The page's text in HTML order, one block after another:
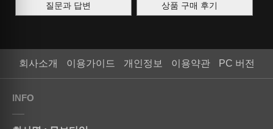
질문과 답변 상품 구매 후기
회사소개 이용가이드 개인정보 이용약관 PC 버전
INFO